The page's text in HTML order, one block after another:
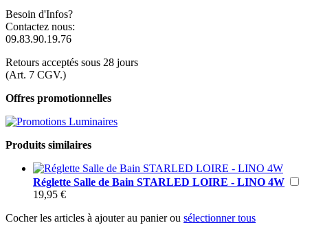
Besoin d'Infos?
Contactez nous:
09.83.90.19.76
Retours acceptés sous 28 jours
(Art. 7 CGV.)
Offres promotionnelles
Produits similaires
Réglette Salle de Bain STARLED LOIRE - LINO 4W
19,95 €
Cocher les articles à ajouter au panier ou sélectionner tous